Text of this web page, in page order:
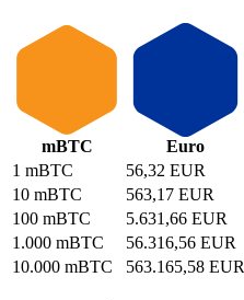
mBTC
Euro
1 mBTC
56,32 EUR
10 mBTC
563,17 EUR
100 mBTC
5.631,66 EUR
1.000 mBTC
56.316,56 EUR
10.000 mBTC
563.165,58 EUR